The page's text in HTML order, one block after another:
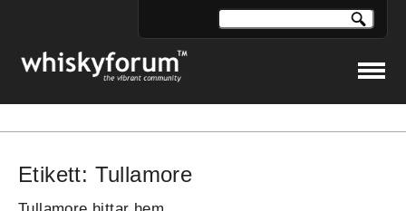
Etikett: Tullamore